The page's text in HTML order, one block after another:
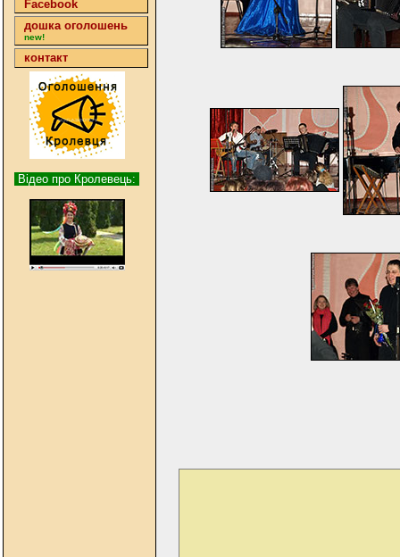
Facebook
дошка оголошень
new!
контакт
Відео про Кролевець: